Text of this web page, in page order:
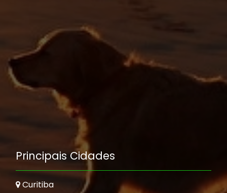
Principais Cidades
Curitiba